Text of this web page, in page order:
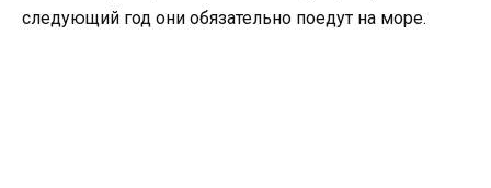
следующий год они обязательно поедут на море.